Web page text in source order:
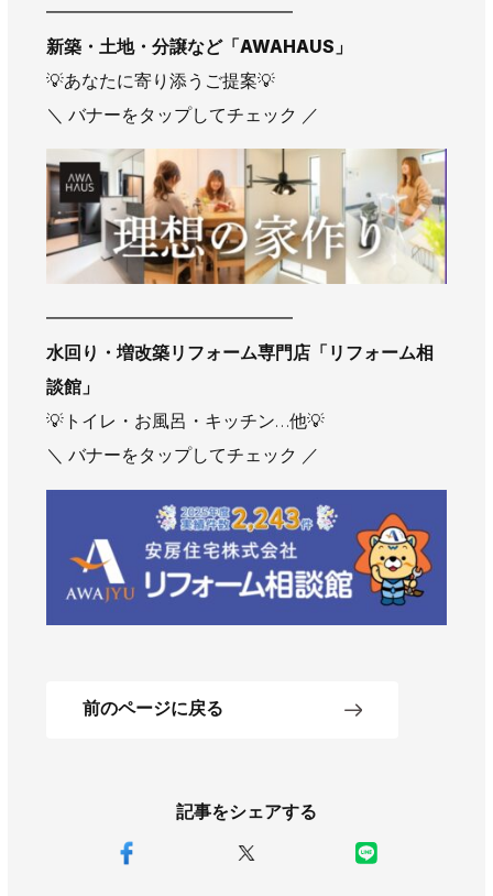
記事をシェアする
━━━━━━━━━━━━━━
新築・土地・分譲など「AWAHAUS」
💡あなたに寄り添うご提案💡
＼ バナーをタップしてチェック ／
━━━━━━━━━━━━━━
水回り・増改築リフォーム専門店 「リフォーム相
談館」
💡トイレ・お風呂・キッチン…他💡
＼ バナーをタップしてチェック ／
前のページに戻る